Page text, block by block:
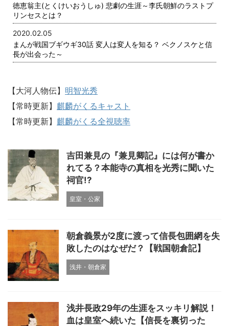
徳恵翁主(とくけいおうしゅ) 悲劇の生涯～李氏朝鮮のラストプ
リンセスとは？
2020.02.05
まんが戦国ブギウギ30話 変人は変人を知る？ ベクノスケと信
長が出会った～
【大河人物伝】 明智光秀
【常時更新】 麒麟がくるキャスト
【常時更新】 麒麟がくる全視聴率
吉田兼見の『兼見卿記』には何が書か
れてる？本能寺の真相を光秀に聞いた
祠官!?
皇室・公家
朝倉義景が2度に渡って信長包囲網を失
敗したのはなぜだ？【戦国朝倉記】
浅井・朝倉家
浅井長政29年の生涯をスッキリ解説！
血は皇室へ続いた【信長を裏切った